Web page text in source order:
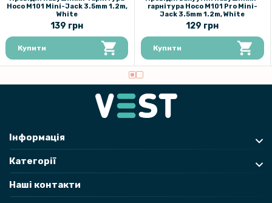
Hoco M101 Mini-Jack 3.5mm 1.2m,
White
139 грн
Купити
гарнітура Hoco M101 Pro Mini-
Jack 3.5mm 1.2m, White
129 грн
Купити
Інформація
Категорії
Наші контакти